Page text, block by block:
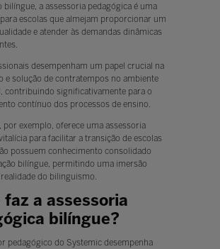
bilíngue, a assessoria pedagógica é uma
escolas que almejam proporcionar um
e atender às demandas dinâmicas
desempenham um papel crucial na
e solução de contratempos no ambiente
contribuindo significativamente para o
contínuo dos processos de ensino.
por exemplo, oferece uma assessoria
para facilitar a transição de escolas
possuem conhecimento consolidado
bilíngue, permitindo uma imersão
do bilinguismo.
faz a assessoria
bilíngue?
pedagógico do Systemic desempenha